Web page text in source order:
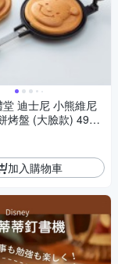
堂 迪士尼 小熊維尼
烤盤 (大臉款) 4973
加入購物車